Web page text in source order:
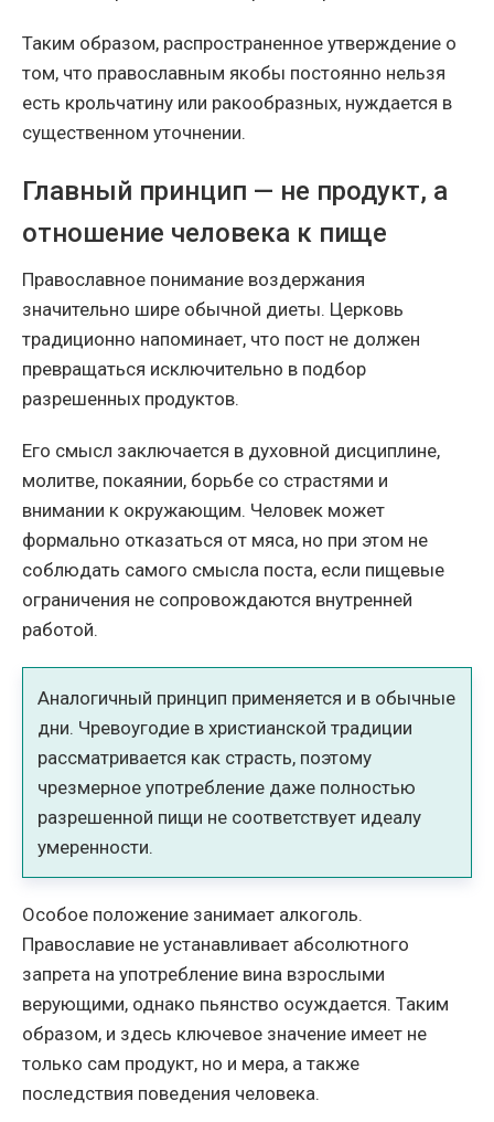
Таким образом, распространенное утверждение о
том, что православным якобы постоянно нельзя
есть крольчатину или ракообразных, нуждается в
существенном уточнении.
Главный принцип — не продукт, а
отношение человека к пище
Православное понимание воздержания
значительно шире обычной диеты. Церковь
традиционно напоминает, что пост не должен
превращаться исключительно в подбор
разрешенных продуктов.
Его смысл заключается в духовной дисциплине,
молитве, покаянии, борьбе со страстями и
внимании к окружающим. Человек может
формально отказаться от мяса, но при этом не
соблюдать самого смысла поста, если пищевые
ограничения не сопровождаются внутренней
работой.
Аналогичный принцип применяется и в обычные
дни. Чревоугодие в христианской традиции
рассматривается как страсть, поэтому
чрезмерное употребление даже полностью
разрешенной пищи не соответствует идеалу
умеренности.
Особое положение занимает алкоголь.
Православие не устанавливает абсолютного
запрета на употребление вина взрослыми
верующими, однако пьянство осуждается. Таким
образом, и здесь ключевое значение имеет не
только сам продукт, но и мера, а также
последствия поведения человека.